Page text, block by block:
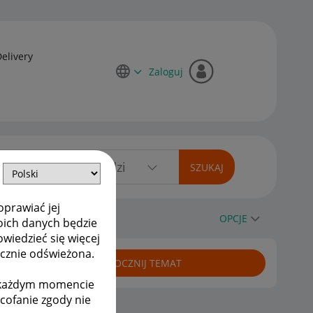
jej
danych będzie
się więcej
odświeżona.
momencie
zgody nie
Zaloguj
OPCJE
ROZPOCZNIJ TEMAT